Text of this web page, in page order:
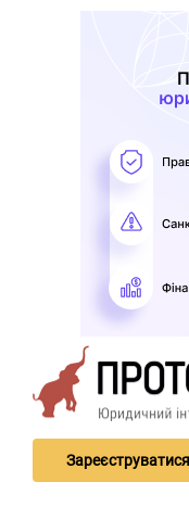
Зареєструватися